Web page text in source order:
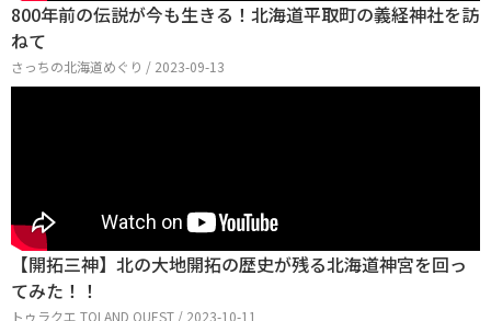
800年前の伝説が今も生きる！北海道平取町の義経神社を訪
ねて
さっちの北海道めぐり / 2023-09-13
【開拓三神】北の大地開拓の歴史が残る北海道神宮を回っ
てみた！！
トゥラクエ TOLAND QUEST / 2023-10-11